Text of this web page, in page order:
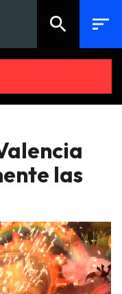
search sort
las